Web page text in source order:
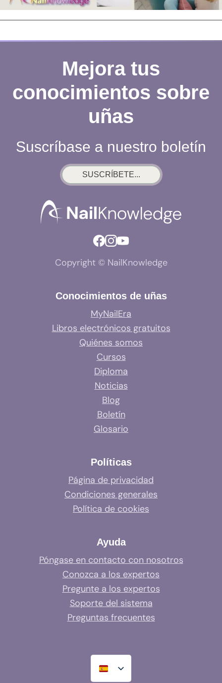
Mejora tus
conocimientos sobre
uñas
Suscríbase a nuestro boletín
SUSCRÍBETE...
Copyright © NailKnowledge
Conocimientos de uñas
MyNailEra
Libros electrónicos gratuitos
Quiénes somos
Cursos
Diploma
Noticias
Blog
Boletín
Glosario
Políticas
Página de privacidad
Condiciones generales
Política de cookies
Ayuda
Póngase en contacto con nosotros
Conozca a los expertos
Pregunte a los expertos
Soporte del sistema
Preguntas frecuentes